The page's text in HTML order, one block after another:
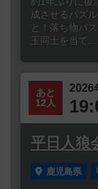
成させるパズ
と！落ち物パ
玉同士を当て...
あと
12人
2026
平日人狼
鹿児島県